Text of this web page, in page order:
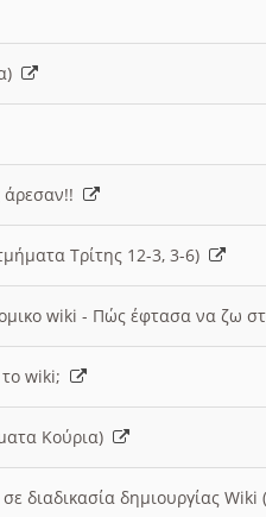
άρεσαν!!
Τρίτης 12-3, 3-6)
wiki - Πώς έφτασα να ζω
το wiki;
Κούρια)
διαδικασία δημιουργίας